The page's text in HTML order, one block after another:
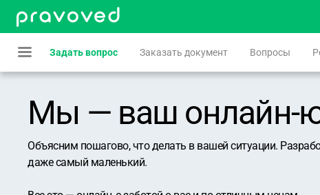
Задать вопрос Заказать документ Вопросы
Мы — ваш онлайн-
Объясним пошагово, что делать в вашей ситуации.
даже самый маленький.